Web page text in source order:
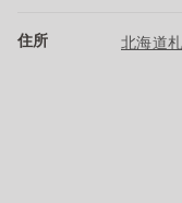
住所 北海道